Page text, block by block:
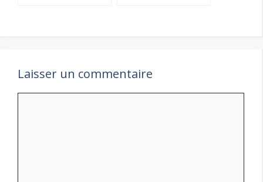
Laisser un commentaire